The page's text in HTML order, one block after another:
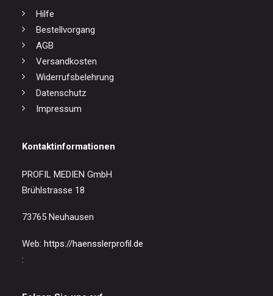
Hilfe
Bestellvorgang
AGB
Versandkosten
Widerrufsbelehrung
Datenschutz
Impressum
Kontaktinformationen
PROFIL MEDIEN GmbH
Brühlstrasse 18
73765 Neuhausen
Web: https://haensslerprofil.de
: